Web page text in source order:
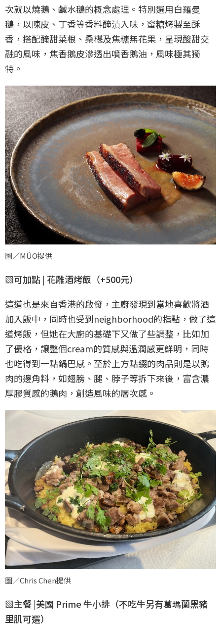
次就以燒鵝、鹹水鵝的概念處理。特別選用白羅曼
鵝，以陳皮、丁香等香料醃漬入味，蜜糖烤製至酥
香，搭配醃甜菜根、桑椹及焦糖無花果，呈現酸甜交
融的風味，焦香鵝皮滲透出噴香鵝油，風味極其獨
特。
圖／MÚO提供
▧可加點 | 花雕酒烤飯（+500元）
這道也是來自香港的啟發，主廚發現到當地喜歡將酒
加入飯中，同時也受到neighborhood的指點，做了這
道烤飯，但她在大廚的基礎下又做了些調整，比如加
了優格，讓整個cream的質感與溫潤感更鮮明，同時
也吃得到一點鍋巴感。至於上方點綴的肉品則是以鵝
肉的邊角料，如翅膀、腿、脖子等拆下來後，富含濃
厚膠質感的鵝肉，創造風味的層次感。
圖／Chris Chen提供
▧主餐 |美國 Prime 牛小排（不吃牛另有葛瑪蘭黑豬
里肌可選）